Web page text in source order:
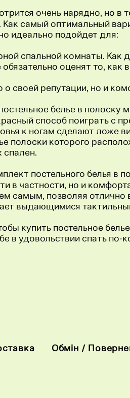
очень нарядно, но
самый оптимальный
идеально подойдет для:
спальной комнаты. Как
оценят то,
о своей репутации, но и
белье в
способ поиграть с
к ногам сделают ложе
полоски которого
спален.
постельного белья в
в частности, но и
самым, позволяя
выдающимися
купить постельное
в удовольствии спать по-
Обмін /